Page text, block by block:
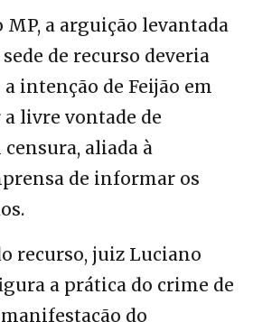
MP, a arguição levantada
de recurso deveria
intenção de Feijão em
a livre vontade de
censura, aliada à
de informar os
recurso, juiz Luciano
a prática do crime de
do